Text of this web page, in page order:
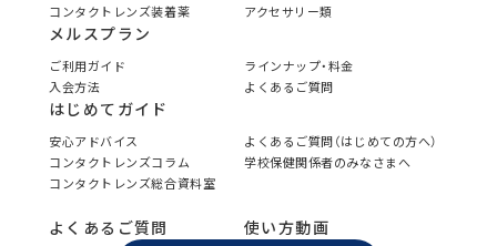
コンタクトレンズ装着薬
アクセサリー類
メルスプラン
ご利用ガイド
ラインナップ・料金
入会方法
よくあるご質問
はじめてガイド
安心アドバイス
よくあるご質問（はじめての方へ）
コンタクトレンズコラム
学校保健関係者のみなさまへ
コンタクトレンズ総合資料室
よくあるご質問 使い方動画